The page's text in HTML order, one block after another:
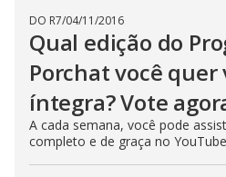
DO R7/04/11/2016
Qual edição do
Porchat você quer
íntegra? Vote
A cada semana, você pode
completo e de graça no YouTube